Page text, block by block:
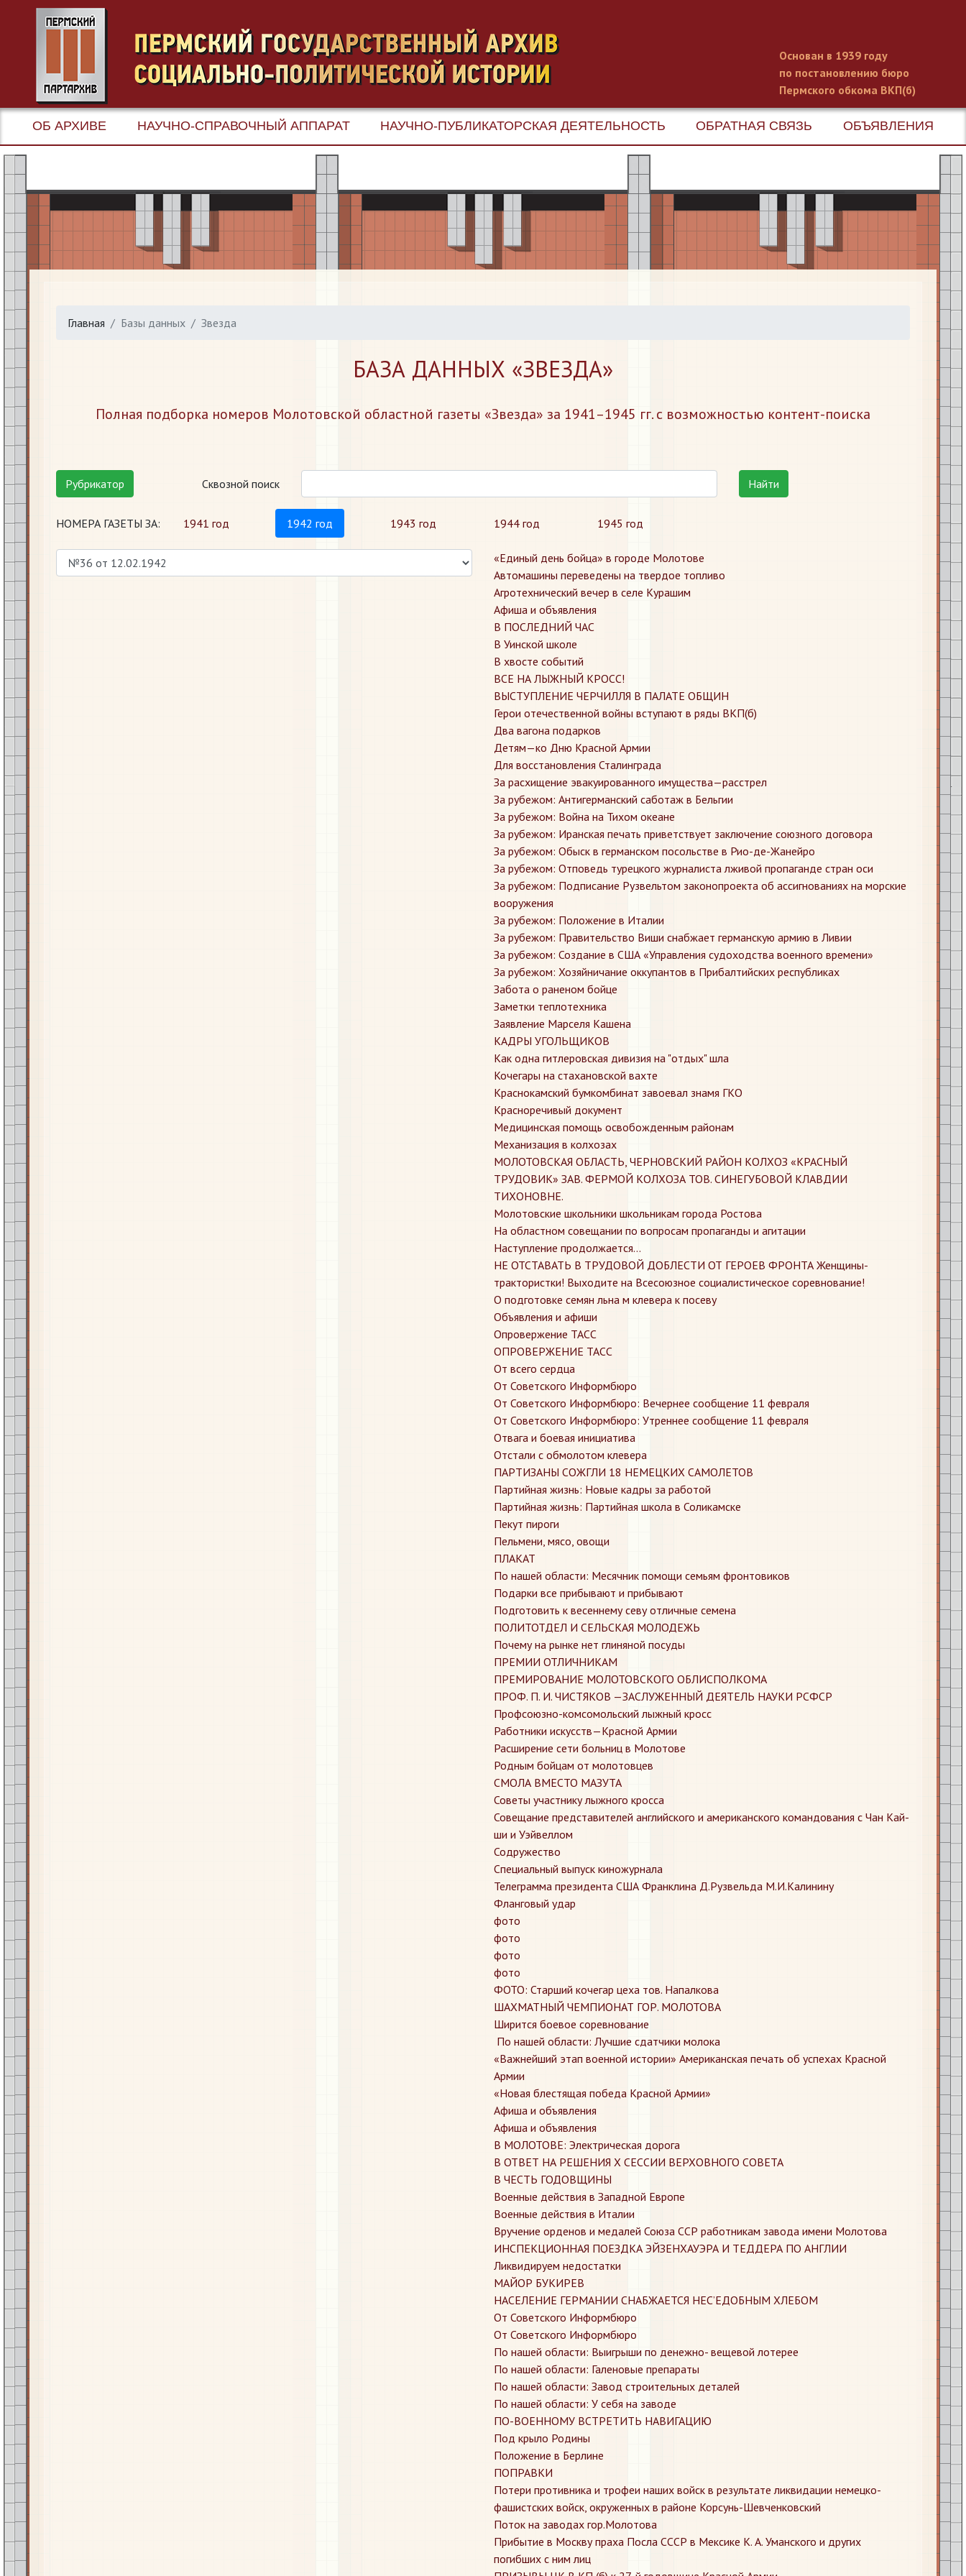
Основан в 1939 году
по постановлению бюро
Пермского обкома ВКП(б)
ОБ АРХИВЕ НАУЧНО-СПРАВОЧНЫЙ АППАРАТ НАУЧНО-ПУБЛИКАТОРСКАЯ ДЕЯТЕЛЬНОСТЬ ОБРАТНАЯ СВЯЗЬ ОБЪЯВЛЕНИЯ
Главная Базы данных Звезда
БАЗА ДАННЫХ «ЗВЕЗДА»
Полная подборка номеров Молотовской областной газеты «Звезда» за 1941–1945 гг. с возможностью контент-поиска
Рубрикатор Сквозной поиск Найти
НОМЕРА ГАЗЕТЫ ЗА: 1941 год 1942 год 1943 год 1944 год 1945 год
«Единый день бойца» в городе Молотове
Автомашины переведены на твердое топливо
Агротехнический вечер в селе Курашим
Афиша и объявления
В ПОСЛЕДНИЙ ЧАС
В Уинской школе
В хвосте событий
ВСЕ НА ЛЫЖНЫЙ КРОСС!
ВЫСТУПЛЕНИЕ ЧЕРЧИЛЛЯ В ПАЛАТЕ ОБЩИН
Герои отечественной войны вступают в ряды ВКП(б)
Два вагона подарков
Детям—ко Дню Красной Армии
Для восстановления Сталинграда
За расхищение эвакуированного имущества—расстрел
За рубежом: Антигерманский саботаж в Бельгии
За рубежом: Война на Тихом океане
За рубежом: Иранская печать приветствует заключение союзного договора
За рубежом: Обыск в германском посольстве в Рио-де-Жанейро
За рубежом: Отповедь турецкого журналиста лживой пропаганде стран оси
За рубежом: Подписание Рузвельтом законопроекта об ассигнованиях на морские
вооружения
За рубежом: Положение в Италии
За рубежом: Правительство Виши снабжает германскую армию в Ливии
За рубежом: Создание в США «Управления судоходства военного времени»
За рубежом: Хозяйничание оккупантов в Прибалтийских республиках
Забота о раненом бойце
Заметки теплотехника
Заявление Марселя Кашена
КАДРЫ УГОЛЬЩИКОВ
Как одна гитлеровская дивизия на "отдых" шла
Кочегары на стахановской вахте
Краснокамский бумкомбинат завоевал знамя ГКО
Красноречивый документ
Медицинская помощь освобожденным районам
Механизация в колхозах
МОЛОТОВСКАЯ ОБЛАСТЬ, ЧЕРНОВСКИЙ РАЙОН КОЛХОЗ «КРАСНЫЙ
ТРУДОВИК» ЗАВ. ФЕРМОЙ КОЛХОЗА ТОВ. СИНЕГУБОВОЙ КЛАВДИИ
ТИХОНОВНЕ.
Молотовские школьники школьникам города Ростова
На областном совещании по вопросам пропаганды и агитации
Наступление продолжается...
НЕ ОТСТАВАТЬ В ТРУДОВОЙ ДОБЛЕСТИ ОТ ГЕРОЕВ ФРОНТА Женщины-
трактористки! Выходите на Всесоюзное социалистическое соревнование!
О подготовке семян льна м клевера к посеву
Объявления и афиши
Опровержение ТАСС
ОПРОВЕРЖЕНИЕ ТАСС
От всего сердца
От Советского Информбюро
От Советского Информбюро: Вечернее сообщение 11 февраля
От Советского Информбюро: Утреннее сообщение 11 февраля
Отвага и боевая инициатива
Отстали с обмолотом клевера
ПАРТИЗАНЫ СОЖГЛИ 18 НЕМЕЦКИХ САМОЛЕТОВ
Партийная жизнь: Новые кадры за работой
Партийная жизнь: Партийная школа в Соликамске
Пекут пироги
Пельмени, мясо, овощи
ПЛАКАТ
По нашей области: Месячник помощи семьям фронтовиков
Подарки все прибывают и прибывают
Подготовить к весеннему севу отличные семена
ПОЛИТОТДЕЛ И СЕЛЬСКАЯ МОЛОДЕЖЬ
Почему на рынке нет глиняной посуды
ПРЕМИИ ОТЛИЧНИКАМ
ПРЕМИРОВАНИЕ МОЛОТОВСКОГО ОБЛИСПОЛКОМА
ПРОФ. П. И. ЧИСТЯКОВ —ЗАСЛУЖЕННЫЙ ДЕЯТЕЛЬ НАУКИ РСФСР
Профсоюзно-комсомольский лыжный кросс
Работники искусств—Красной Армии
Расширение сети больниц в Молотове
Родным бойцам от молотовцев
СМОЛА ВМЕСТО МАЗУТА
Советы участнику лыжного кросса
Совещание представителей английского и американского командования с Чан Кай-
ши и Уэйвеллом
Содружество
Специальный выпуск киножурнала
Телеграмма президента США Франклина Д.Рузвельда М.И.Калинину
Фланговый удар
фото
фото
фото
фото
ФОТО: Старший кочегар цеха тов. Напалкова
ШАХМАТНЫЙ ЧЕМПИОНАТ ГОР. МОЛОТОВА
Ширится боевое соревнование
​ По нашей области: Лучшие сдатчики молока
​«Важнейший этап военной истории» Американская печать об успехах Красной
Армии
​«Новая блестящая победа Красной Армии»
​Афиша и объявления
​Афиша и объявления
​В МОЛОТОВЕ: Электрическая дорога
​В ОТВЕТ НА РЕШЕНИЯ X СЕССИИ ВЕРХОВНОГО СОВЕТА
​В ЧЕСТЬ ГОДОВЩИНЫ
​Военные действия в Западной Европе
​Военные действия в Италии
​Вручение орденов и медалей Союза ССР работникам завода имени Молотова
​ИНСПЕКЦИОННАЯ ПОЕЗДКА ЭЙЗЕНХАУЭРА И ТЕДДЕРА ПО АНГЛИИ
​Ликвидируем недостатки
​МАЙОР БУКИРЕВ
​НАСЕЛЕНИЕ ГЕРМАНИИ СНАБЖАЕТСЯ НЕС’ЕДОБНЫМ ХЛЕБОМ
​От Советского Информбюро
​От Советского Информбюро
​По нашей области: Выигрыши по денежно- вещевой лотерее
​По нашей области: Галеновые препараты
​По нашей области: Завод строительных деталей
​По нашей области: У себя на заводе
​ПО-ВОЕННОМУ ВСТРЕТИТЬ НАВИГАЦИЮ
​Под крыло Родины
​Положение в Берлине
​ПОПРАВКИ
​Потери противника и трофеи наших войск в результате ликвидации немецко-
фашистских войск, окруженных в районе Корсунь-Шевченковский
​Поток на заводах гор.Молотова
​Прибытие в Москву праха Посла СССР в Мексике К. А. Уманского и других
погибших с ним лиц